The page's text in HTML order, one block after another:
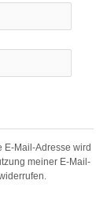
E-Mail-Adresse wird
meiner E-Mail-